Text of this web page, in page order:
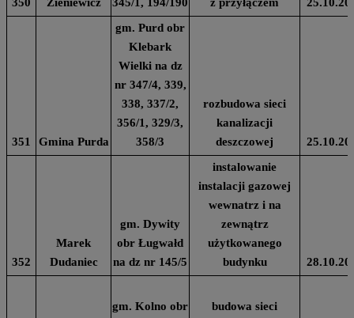
351 Gmina Purda
gm. Purd obr
Klebark
Wielki na dz
nr 347/4, 339,
338, 337/2,
356/1, 329/3,
358/3
rozbudowa sieci
kanalizacji
deszczowej
352
Marek
Dudaniec
gm. Dywity
obr Ługwałd
na dz nr 145/5
instalowanie
instalacji gazowej
wewnatrz i na
zewnątrz
użytkowanego
budynku
gm. Kolno obr
budowa sieci